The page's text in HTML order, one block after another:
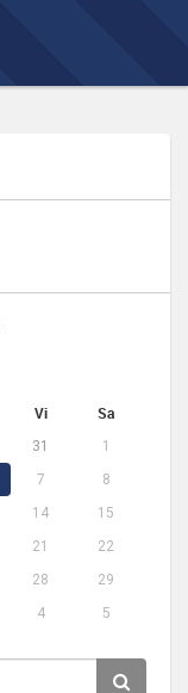
Vi Sa
31
1
7
8
14
15
21
22
28
29
4 5